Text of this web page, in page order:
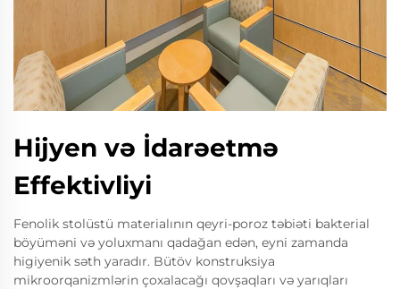
Hijyen və İdarəetmə
Effektivliyi
Fenolik stolüstü materialının qeyri-poroz təbiəti bakterial
böyüməni və yoluxmanı qadağan edən, eyni zamanda
higiyenik səth yaradır. Bütöv konstruksiya
mikroorqanizmlərin çoxalacağı qovşaqları və yarıqları